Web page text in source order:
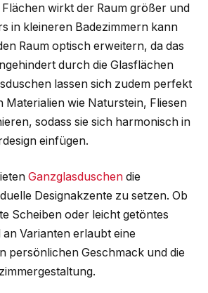
wirkt der Raum größer und
in kleineren Badezimmern kann
Raum optisch erweitern, da das
durch die Glasflächen
lassen sich zudem perfekt
Materialien wie Naturstein, Fliesen
sodass sie sich harmonisch in
einfügen.
Ganzglasduschen die
Designakzente zu setzen. Ob
Scheiben oder leicht getöntes
Varianten erlaubt eine
persönlichen Geschmack und die